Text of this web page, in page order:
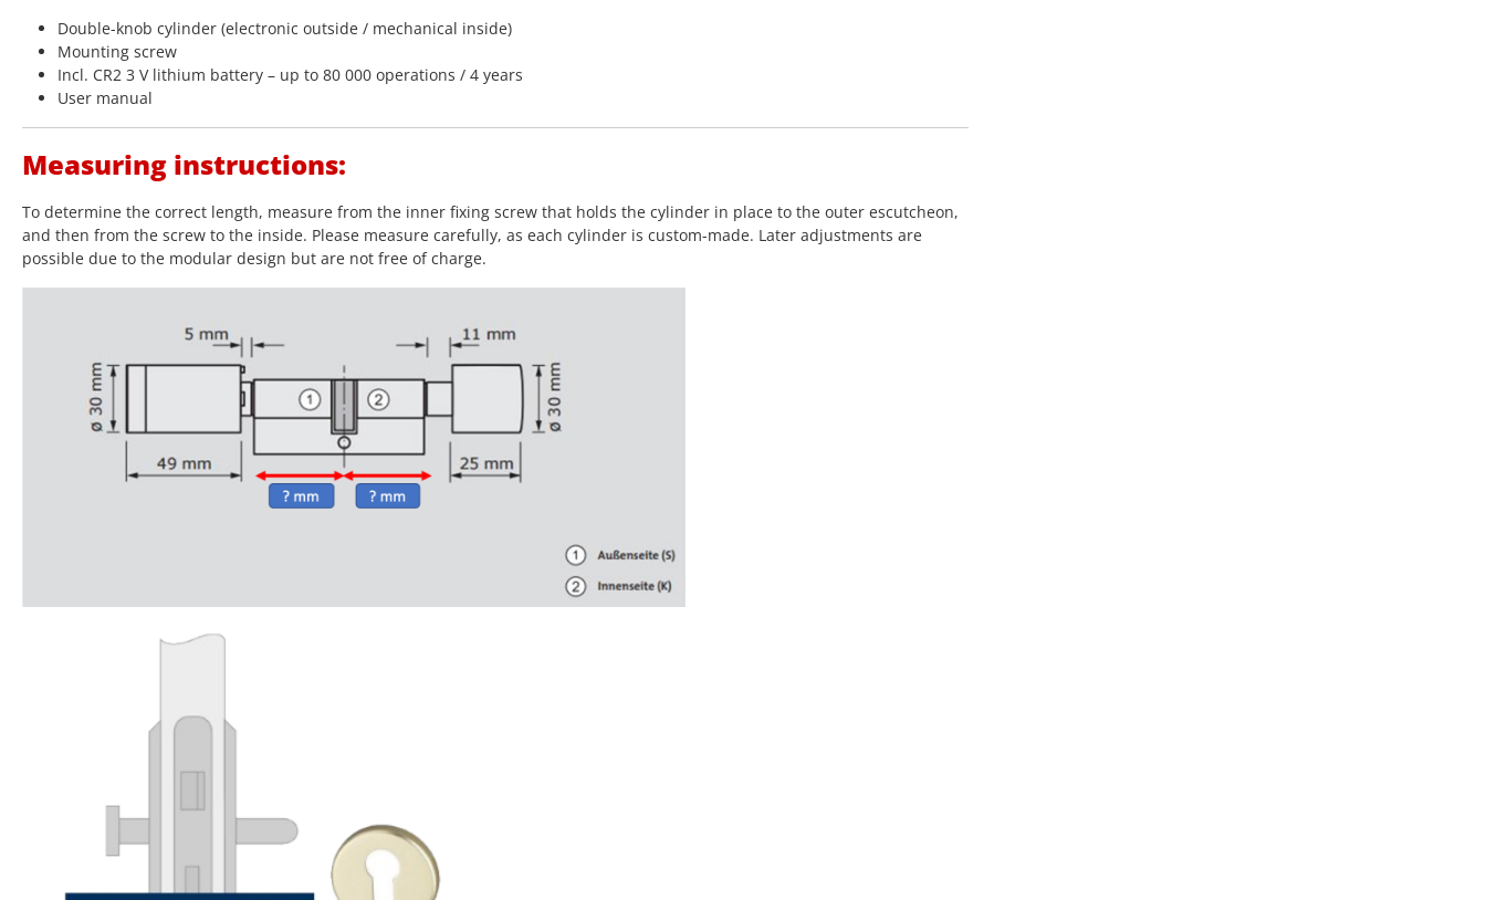
Double-knob cylinder (electronic outside / mechanical inside)
Mounting screw
Incl. CR2 3 V lithium battery – up to 80 000 operations / 4 years
User manual
Measuring instructions:
To determine the correct length, measure from the inner fixing screw that holds the cylinder in place to the outer escutcheon,
and then from the screw to the inside. Please measure carefully, as each cylinder is custom-made. Later adjustments are
possible due to the modular design but are not free of charge.